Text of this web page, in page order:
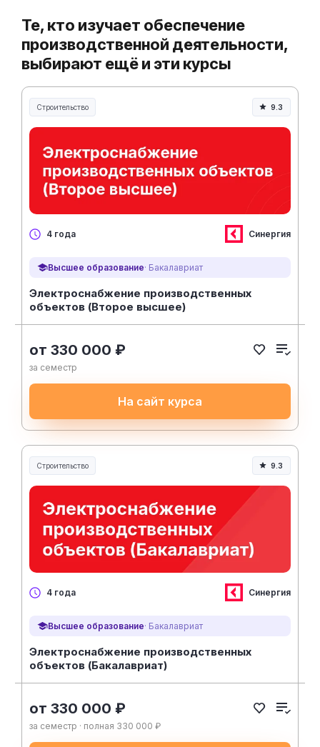
Те, кто изучает обеспечение
производственной деятельности,
выбирают ещё и эти курсы
Строительство
Строительство и инженерия
9.3
4 года Синергия
Высшее образование· Бакалавриат
Электроснабжение производственных
объектов (Второе высшее)
от 330 000 ₽
за семестр
На сайт курса
Строительство
Строительство и инженерия
9.3
4 года Синергия
Высшее образование· Бакалавриат
Электроснабжение производственных
объектов (Бакалавриат)
от 330 000 ₽
за семестр · полная 330 000 ₽